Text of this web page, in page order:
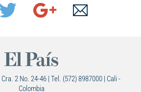
2 No. 24-46 | Tel. (572) 8987000 | Cali -
Colombia